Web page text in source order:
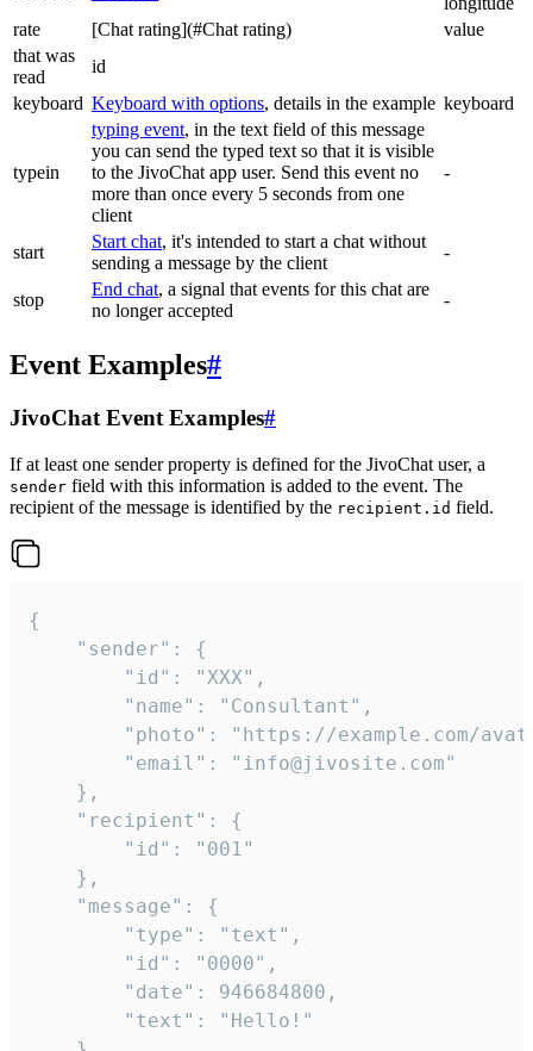
rate
[Chat rating](#Chat rating)
value
that was
read
id
keyboard Keyboard with options, details in the example keyboard
typein
typing event, in the text field of this message
you can send the typed text so that it is visible
to the JivoChat app user. Send this event no
more than once every 5 seconds from one
client
-
start
Start chat, it's intended to start a chat without
sending a message by the client
-
stop
End chat, a signal that events for this chat are
no longer accepted
-
Event Examples#
JivoChat Event Examples#
If at least one sender property is defined for the JivoChat user, a
sender field with this information is added to the event. The
recipient of the message is identified by the recipient.id field.
{